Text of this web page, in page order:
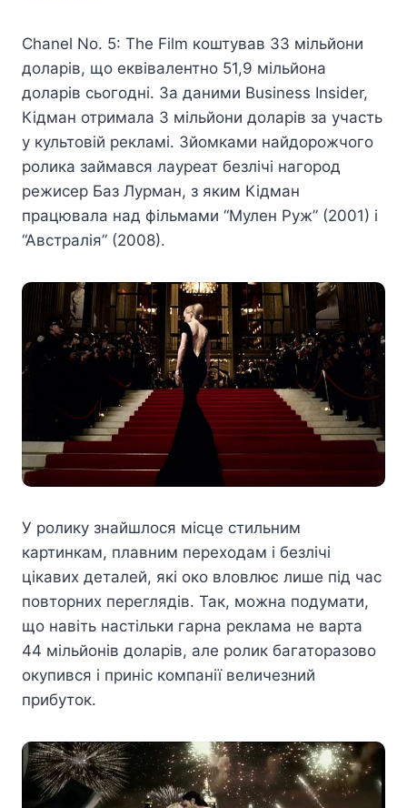
Chanel No. 5: The Film коштував 33 мільйони
доларів, що еквівалентно 51,9 мільйона
доларів сьогодні. За даними Business Insider,
Кідман отримала 3 мільйони доларів за участь
у культовій рекламі. Зйомками найдорожчого
ролика займався лауреат безлічі нагород
режисер Баз Лурман, з яким Кідман
працювала над фільмами “Мулен Руж” (2001) і
“Австралія” (2008).
У ролику знайшлося місце стильним
картинкам, плавним переходам і безлічі
цікавих деталей, які око вловлює лише під час
повторних переглядів. Так, можна подумати,
що навіть настільки гарна реклама не варта
44 мільйонів доларів, але ролик багаторазово
окупився і приніс компанії величезний
прибуток.